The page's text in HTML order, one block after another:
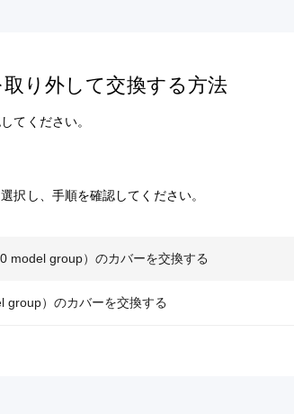
り外して交換する方法
てください。
択し、手順を確認してください。
model group）のカバーを交換する
group）のカバーを交換する